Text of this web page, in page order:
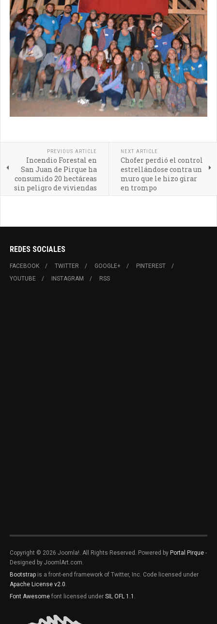
PREVIOUS ARTICLE
Incendio Forestal en
San Juan de Pirque ha
consumido 20 hectáreas
sin peligro de viviendas
NEXT ARTICLE
Chofer perdió el control
estrellándose contra un
muro que le hizo girar
en trompo
REDES SOCIALES
FACEBOOK TWITTER GOOGLE+
PINTEREST
YOUTUBE
INSTAGRAM RSS
Copyright © 2026 Joomla!. All Rights Reserved. Powered by Portal Pirque -
Designed by JoomlArt.com.
Bootstrap is a front-end framework of Twitter, Inc. Code licensed under
Apache License v2.0
Font Awesome font licensed under SIL OFL 1.1